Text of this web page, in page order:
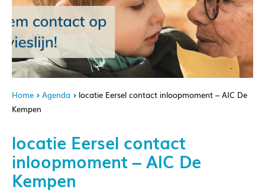
Home Agenda
locatie Eersel contact inloopmoment – AIC De
Kempen
locatie Eersel contact
inloopmoment – AIC De
Kempen